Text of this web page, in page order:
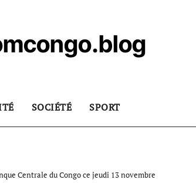
SOCIÉTÉ SPORT
Centrale du Congo ce jeudi 13 novembre